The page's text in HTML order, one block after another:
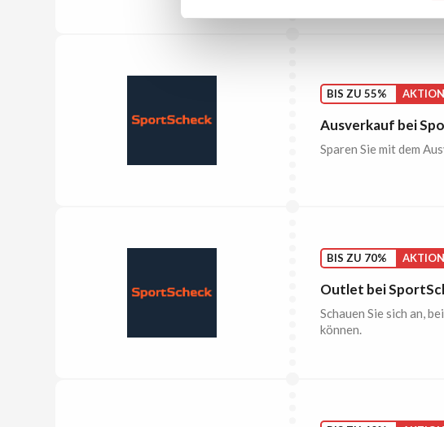
BIS ZU 55% AKTION
Ausverkauf bei
Sparen Sie mit dem
BIS ZU 70% AKTION
Outlet bei
Schauen Sie sich an,
können.